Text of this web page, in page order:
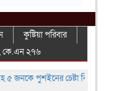
কুষ্টিয়া পরিবার
কে.এন ২৭৬
পুশইনের চেষ্টা বিএসএফের, বিজিবির